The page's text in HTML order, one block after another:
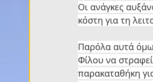
Οι ανάγκες
κόστη για τη
Παρόλα αυτά
Φίλου να
παρακαταθήκη